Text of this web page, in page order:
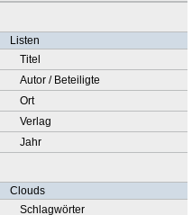
Listen
Titel
Autor / Beteiligte
Ort
Verlag
Jahr
Clouds
Schlagwörter